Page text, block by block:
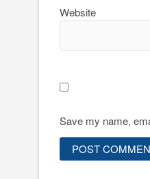
Website
Save my name,